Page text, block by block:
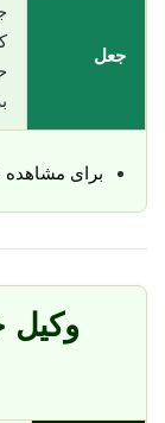
جعل
برای
وکیل